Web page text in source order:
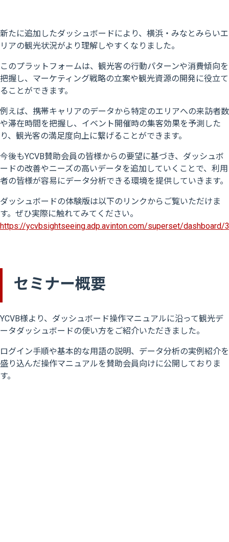
新たに追加したダッシュボードにより、横浜・みなとみらいエ
リアの観光状況がより理解しやすくなりました。
このプラットフォームは、観光客の行動パターンや消費傾向を
把握し、マーケティング戦略の立案や観光資源の開発に役立て
ることができます。
例えば、携帯キャリアのデータから特定のエリアへの来訪者数
や滞在時間を把握し、イベント開催時の集客効果を予測した
り、観光客の満足度向上に繋げることができます。
今後もYCVB賛助会員の皆様からの要望に基づき、ダッシュボ
ードの改善やニーズの高いデータを追加していくことで、利用
者の皆様が容易にデータ分析できる環境を提供していきます。
ダッシュボードの体験版は以下のリンクからご覧いただけま
す。ぜひ実際に触れてみてください。
https://ycvbsightseeing.adp.avinton.com/superset/dashboard/
セミナー概要
YCVB様より、ダッシュボード操作マニュアルに沿って観光デ
ータダッシュボードの使い方をご紹介いただきました。
ログイン手順や基本的な用語の説明、データ分析の実例紹介を
盛り込んだ操作マニュアルを賛助会員向けに公開しておりま
す。